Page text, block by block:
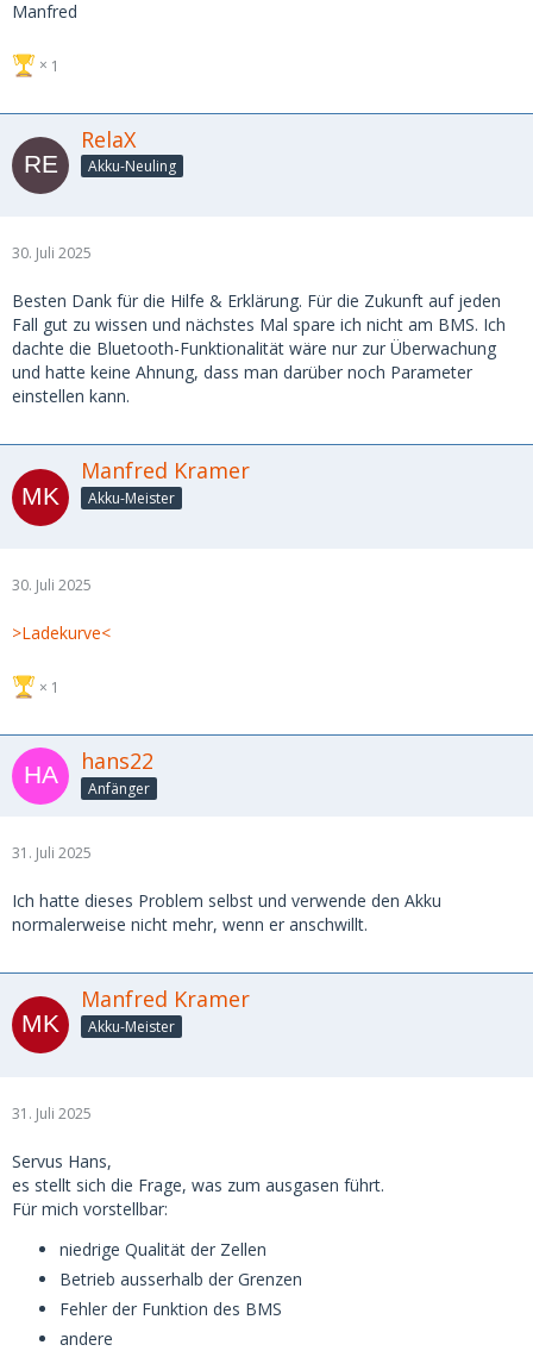
Manfred
1
RelaX
Akku-Neuling
30. Juli 2025
Besten Dank für die Hilfe & Erklärung. Für die Zukunft auf jeden
Fall gut zu wissen und nächstes Mal spare ich nicht am BMS. Ich
dachte die Bluetooth-Funktionalität wäre nur zur Überwachung
und hatte keine Ahnung, dass man darüber noch Parameter
einstellen kann.
Manfred Kramer
Akku-Meister
30. Juli 2025
>Ladekurve<
1
hans22
Anfänger
31. Juli 2025
Ich hatte dieses Problem selbst und verwende den Akku
normalerweise nicht mehr, wenn er anschwillt.
Manfred Kramer
Akku-Meister
31. Juli 2025
Servus Hans,
es stellt sich die Frage, was zum ausgasen führt.
Für mich vorstellbar:
niedrige Qualität der Zellen
Betrieb ausserhalb der Grenzen
Fehler der Funktion des BMS
andere